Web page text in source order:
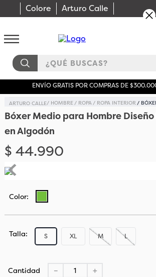
Colore Arturo Calle
¿QUÉ BUSCAS?
ENVÍO GRATIS POR COMPRAS DE
HOMBRE ROPA ROPA INTERIOR
Bóxer Medio para Hombre
en Algodón
$ 44.990
Talla S M L
XL
Cantidad ＋
－